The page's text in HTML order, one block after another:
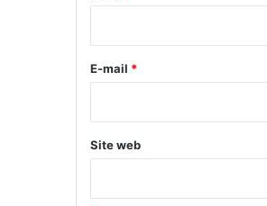
e
E-mail *
Site web